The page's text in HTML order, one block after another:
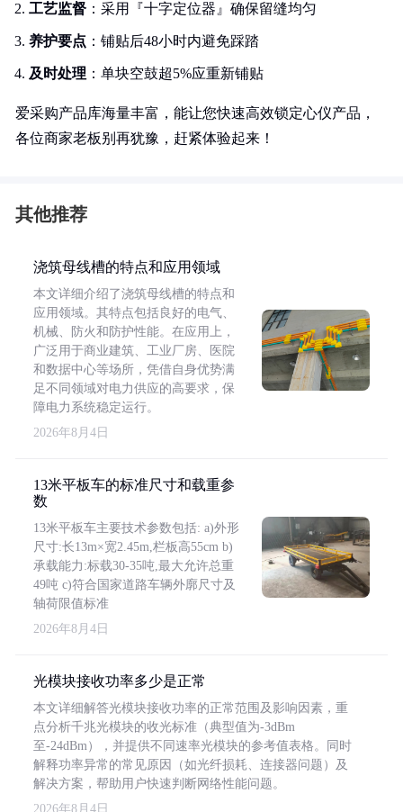
工艺监督 ：采用『十字定位器』确保留缝均匀
养护要点 ：铺贴后48小时内避免踩踏
及时处理 ：单块空鼓超5%应重新铺贴
爱采购产品库海量丰富，能让您快速高效锁定心仪产品，
各位商家老板别再犹豫，赶紧体验起来！
其他推荐
浇筑母线槽的特点和应用领域
本文详细介绍了浇筑母线槽的特点和
应用领域。其特点包括良好的电气、
机械、防火和防护性能。在应用上，
广泛用于商业建筑、工业厂房、医院
和数据中心等场所，凭借自身优势满
足不同领域对电力供应的高要求，保
障电力系统稳定运行。
2026年8月4日
13米平板车的标准尺寸和载重参
数
13米平板车主要技术参数包括: a)外形
尺寸:长13m×宽2.45m,栏板高55cm b)
承载能力:标载30-35吨,最大允许总重
49吨 c)符合国家道路车辆外廓尺寸及
轴荷限值标准
2026年8月4日
光模块接收功率多少是正常
本文详细解答光模块接收功率的正常范围及影响因素，重
点分析千兆光模块的收光标准（典型值为-3dBm
至-24dBm），并提供不同速率光模块的参考值表格。同时
解释功率异常的常见原因（如光纤损耗、连接器问题）及
解决方案，帮助用户快速判断网络性能问题。
2026年8月4日